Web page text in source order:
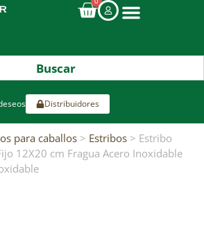
Distribuidores
para caballos > Estribos > Estribo
12X20 cm Fragua Acero Inoxidable